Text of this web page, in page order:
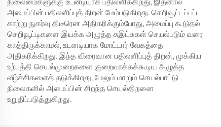
அமைப்பின் பதிலளிப்புத் திறன் மேம்படுகிறது. செறிவூட்டப்பட்ட
காற்று நுகர்வு திடீரென அதிகரிக்கும்போது, அமைப்பு கூடுதல்
செறிவூட்டிகளை இயக்க அழுத்த சுஇட்சுகள் செயல்படும் வரை
காத்திருக்காமல், உடனடியாக மோட்டார் வேகத்தை
அதிகரிக்கிறது. இந்த விரைவான பதிலளிப்புத் திறன், முக்கிய
உற்பத்தி செயல்முறைகளை குறைவாக்கக்கூடிய அழுத்த
வீழ்ச்சிகளைத் தடுக்கிறது, மேலும் மாறும் செயல்பாட்டு
நிலைகளில் அமைப்பின் சிறந்த செயல்திறனை
உறுதிப்படுத்துகிறது.